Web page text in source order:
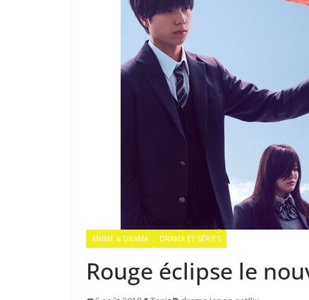
ANIME & DRAMA DRAMA ET SÉRIES
Rouge éclipse le